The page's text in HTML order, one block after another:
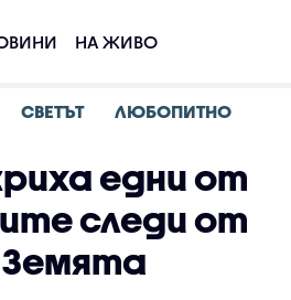
НА ЖИВО
СВЕТЪТ ЛЮБОПИТНО
едни от
следи от